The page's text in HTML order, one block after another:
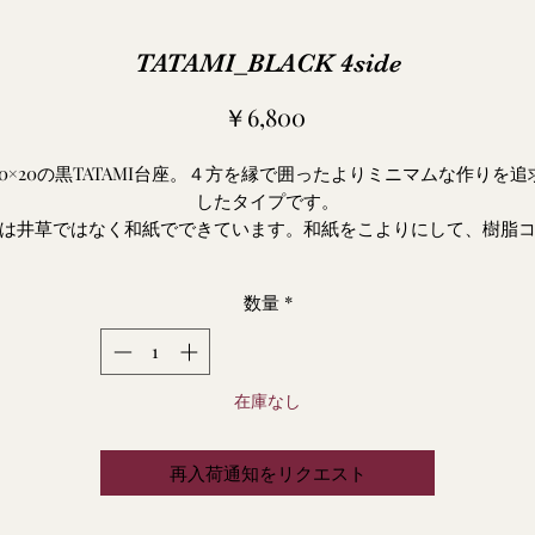
TATAMI_BLACK 4side
￥6,800
の黒TATAMI台座。４方を縁で囲ったよりミニマムな作りを追
したタイプです。
井草ではなく和紙でできています。和紙をこよりにして、樹脂
※色味は写真よりブルーは感じません。
数量 *
在庫なし
再入荷通知をリクエスト